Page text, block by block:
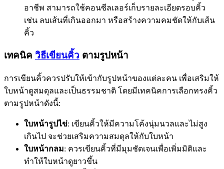
อาชีพ สามารถใช้คอนซีลเลอร์เก็บรายละเอียดรอบคิ้ว
เช่น ลบเส้นที่เกินออกมา หรือสร้างความคมชัดให้กับเส้น
คิ้ว
เทคนิค วิธีเขียนคิ้ว ตามรูปหน้า
การเขียนคิ้วควรปรับให้เข้ากับรูปหน้าของแต่ละคน เพื่อเสริมให้
ใบหน้าดูสมดุลและเป็นธรรมชาติ โดยมีเทคนิคการเลือกทรงคิ้ว
ตามรูปหน้าดังนี้:
ใบหน้ารูปไข่: เขียนคิ้วให้มีความโค้งนุ่มนวลและไม่สูง
เกินไป จะช่วยเสริมความสมดุลให้กับใบหน้า
ใบหน้ากลม: ควรเขียนคิ้วที่มีมุมชัดเจนเพื่อเพิ่มมิติและ
ทำให้ใบหน้าดูยาวขึ้น